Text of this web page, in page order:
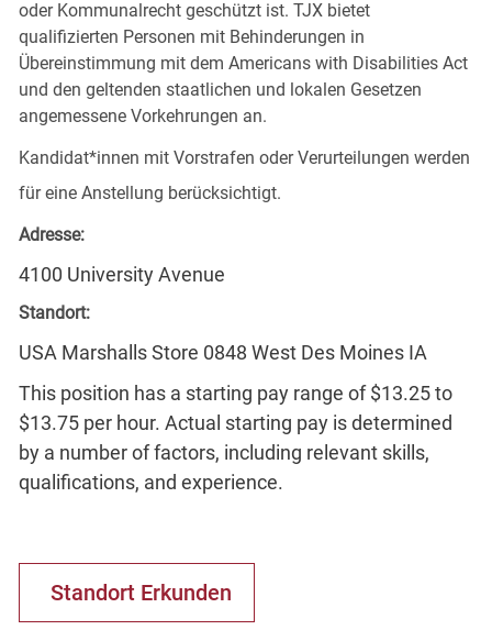
oder Kommunalrecht geschützt ist. TJX bietet
qualifizierten Personen mit Behinderungen in
Übereinstimmung mit dem Americans with Disabilities Act
und den geltenden staatlichen und lokalen Gesetzen
angemessene Vorkehrungen an.
Kandidat*innen mit Vorstrafen oder Verurteilungen werden
für eine Anstellung berücksichtigt.
Adresse:
4100 University Avenue
Standort:
USA Marshalls Store 0848 West Des Moines IA
This position has a starting pay range of $13.25 to
$13.75 per hour. Actual starting pay is determined
by a number of factors, including relevant skills,
qualifications, and experience.
Standort Erkunden